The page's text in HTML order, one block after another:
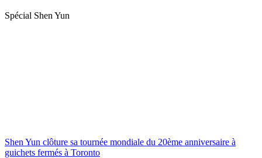
Spécial Shen Yun
Shen Yun clôture sa tournée mondiale du 20ème anniversaire à
guichets fermés à Toronto